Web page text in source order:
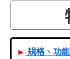
► 規格、功